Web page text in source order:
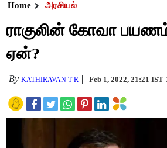
Home அரசியல்
ராகுலின் கோவா பயணம்
ஏன்?
ByKATHIRAVAN T R Feb 1, 2022, 21:21 IST